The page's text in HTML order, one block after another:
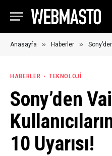
Anasayfa » Haberler »
HABERLER TEKNOLOJI
Sony’den
10 Uyarısı!